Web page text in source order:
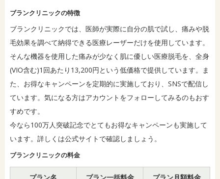
ブランクリニックの特徴
ブランクリニックでは、医師が実際に自分の肌で試し、痛みや脱
毛効果を調べて納得できる医療レーザーだけを使用しています。
そんな機器を使用した痛みが少なく肌に優しい医療脱毛を、全身
(VIO含む)1回あたり13,200円という低価格で提供しています。ま
た、お得なキャンペーンを定期的に実施しており、SNSで配信し
ています。気になる方はアカウントをフォローしてみるのもおす
すめです。
今なら100万人突破記念でとてもお得なキャンペーンも実施して
います。詳しくは公式サイトで確認しましょう。
ブランクリニックの料金